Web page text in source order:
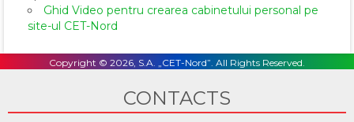
Ghid Video pentru crearea cabinetului personal pe
site-ul CET-Nord
Copyright © 2026, S.A. „CET-Nord”. All Rights Reserved.
CONTACTS